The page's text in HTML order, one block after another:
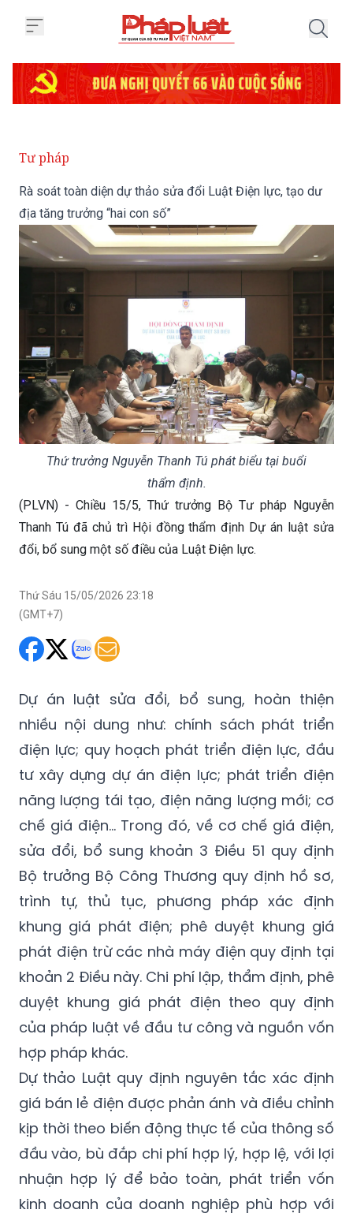
Rà soát toàn diện dự thảo sửa đổi Luật Điện lực, tạo dư
Thứ trưởng Nguyễn Thanh Tú phát biểu tại buổi
thẩm định.
(PLVN) - Chiều 15/5, Thứ trưởng Bộ Tư pháp Nguyễn
Thanh Tú đã chủ trì Hội đồng thẩm định Dự án luật sửa
đổi, bổ sung một số điều của Luật Điện lực.
Thứ Sáu 15/05/2026 23:18
Dự án luật sửa đổi, bổ sung, hoàn thiện
điện lực; quy hoạch phát triển điện lực, đầu
tư xây dựng dự án điện lực; phát triển điện
năng lượng tái tạo, điện năng lượng mới; cơ
chế giá điện… Trong đó, về cơ chế giá điện,
sửa đổi, bổ sung khoản 3 Điều 51 quy định
Bộ trưởng Bộ Công Thương quy định hồ sơ,
trình tự, thủ tục, phương pháp xác định
khung giá phát điện; phê duyệt khung giá
phát điện trừ các nhà máy điện quy định tại
khoản 2 Điều này. Chi phí lập, thẩm định, phê
duyệt khung giá phát điện theo quy định
của pháp luật về đầu tư công và nguồn vốn
hợp pháp khác.
Dự thảo Luật quy định nguyên tắc xác định
giá bán lẻ điện được phản ánh và điều chỉnh
kịp thời theo biến động thực tế của thông số
đầu vào, bù đắp chi phí hợp lý, hợp lệ, với lợi
nhuận hợp lý để bảo toàn, phát triển vốn
kinh doanh của doanh nghiệp phù hợp với
điều kiện kinh tế - xã hội của từng thời kỳ và